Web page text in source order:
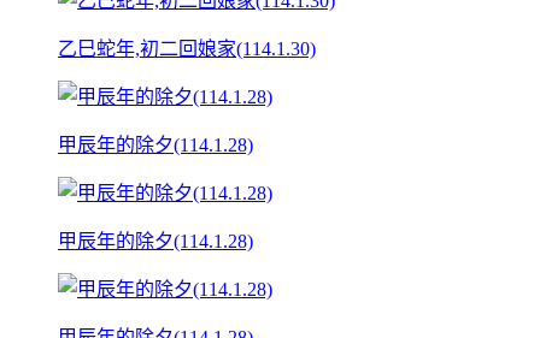
乙巳蛇年,初二回娘家(114.1.30)
甲辰年的除夕(114.1.28)
甲辰年的除夕(114.1.28)